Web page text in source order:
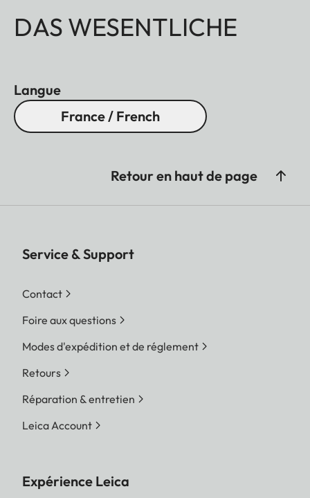
DAS WESENTLICHE
Langue
France / French
Retour en haut de page
Service & Support
Contact
Foire aux questions
Modes d'expédition et de réglement
Retours
Réparation & entretien
Leica Account
Expérience Leica